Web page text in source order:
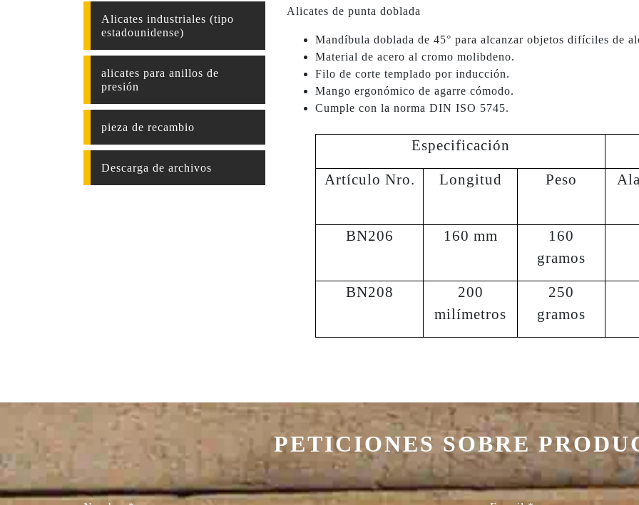
Alicates industriales (tipo
estadounidense)
alicates para anillos de
presión
pieza de recambio
Descarga de archivos
Alicates de punta doblada
Mandíbula doblada de 45° para alcanzar objetos difíciles de
Material de acero al cromo molibdeno.
Filo de corte templado por inducción.
Mango ergonómico de agarre cómodo.
Cumple con la norma DIN ISO 5745.
Especificación
Artículo Nro.
Longitud Peso
BN206 160 mm
160
gramos
BN208
200
milímetros
250
gramos
PETICIONES SOBRE